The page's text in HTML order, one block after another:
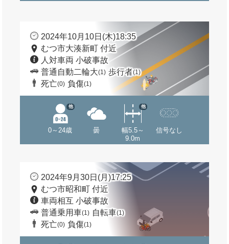
2024年10月10日(木)18:35
むつ市大湊新町 付近
人対車両 小破事故
普通自動二輪大(1) 歩行者(1)
死亡(0) 負傷(1)
0～24歳
他
曇
幅5.5～
9.0m
他
信号なし
2024年9月30日(月)17:25
むつ市昭和町 付近
車両相互 小破事故
普通乗用車(1) 自転車(1)
死亡(0) 負傷(1)